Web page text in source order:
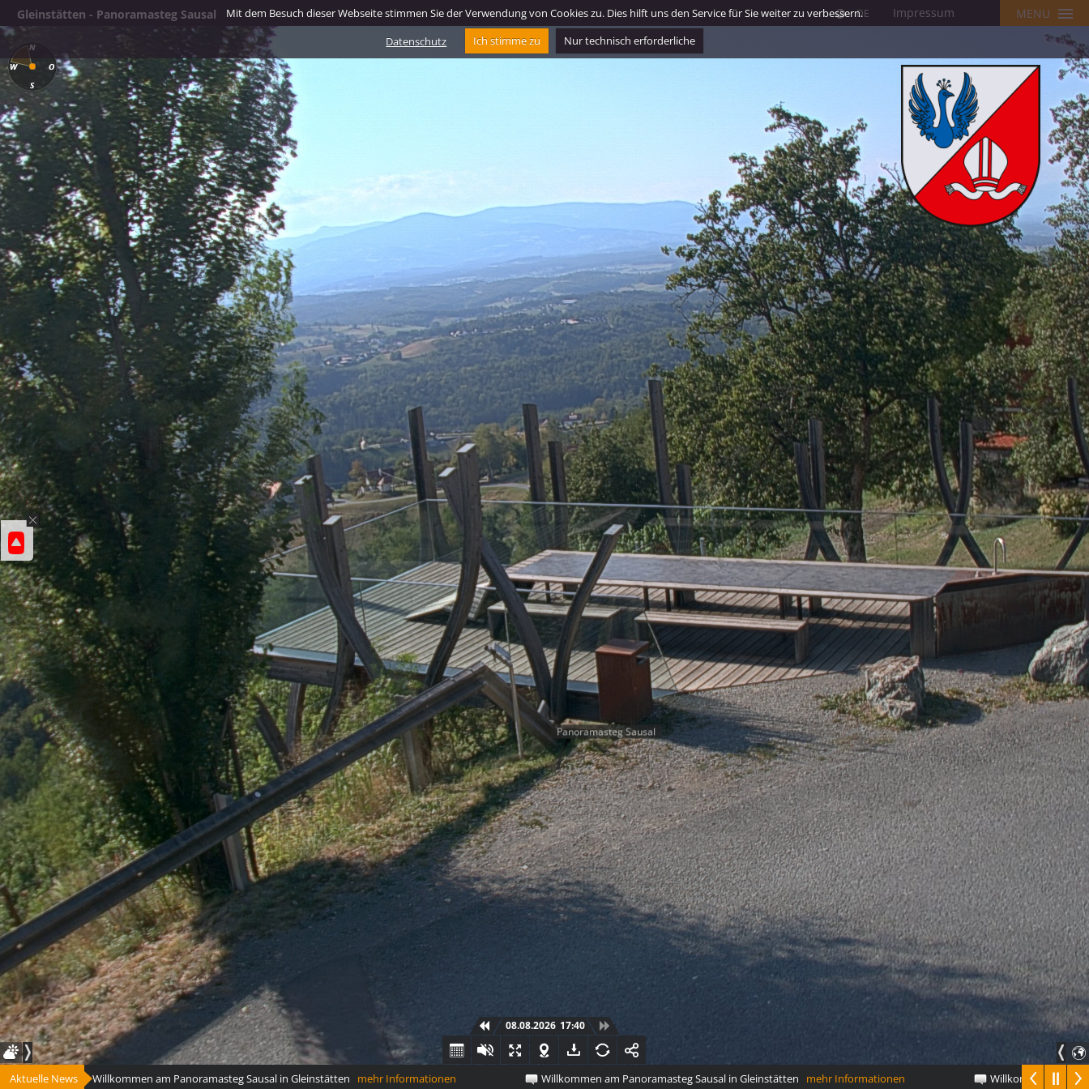
Mit dem Besuch dieser Webseite stimmen Sie der Verwendung von Cookies zu. Dies hilft uns den Service für Sie weiter zu verbessern.
Datenschutz
Ich stimme zu Nur technisch erforderliche
Panoramasteg Sausal
Gleinstätten - Panoramasteg Sausal MENU
DE Impressum
08.08.2026 17:40
Aktuelle News Willkommen am Panoramasteg Sausal in Gleinstättenmehr Informationen Willkommen am Panoramasteg Sausal in Gleinstättenmehr Informationen Willkommen am